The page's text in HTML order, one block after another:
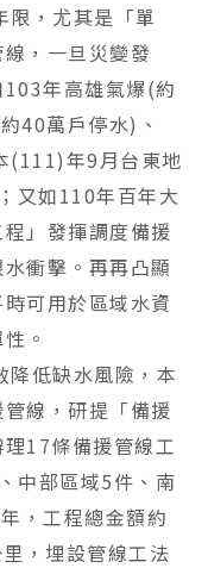
，尤其是「單
，一旦災變發
年高雄氣爆(約
40萬戶停水)、
(111)年9月台東地
又如110年百年大
」發揮調度備援
衝擊。再再凸顯
可用於區域水資
。
低缺水風險，本
線，研提「備援
17條備援管線工
中部區域5件、南
，工程總金額約
，埋設管線工法